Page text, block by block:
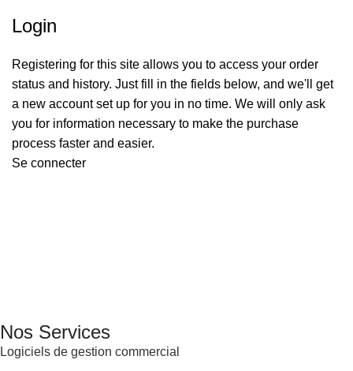
Login
Registering for this site allows you to access your order
status and history. Just fill in the fields below, and we'll get
a new account set up for you in no time. We will only ask
you for information necessary to make the purchase
process faster and easier.
Se connecter
Nos Services
Logiciels de gestion commercial